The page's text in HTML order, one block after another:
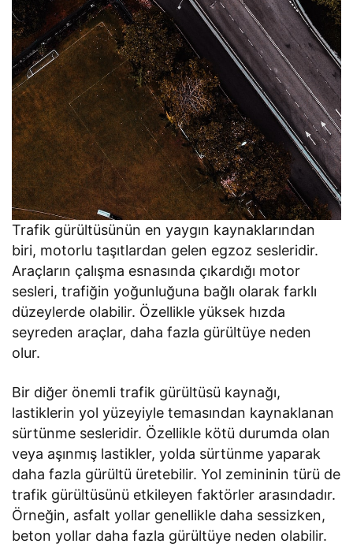
Trafik gürültüsünün en yaygın kaynaklarından
biri, motorlu taşıtlardan gelen egzoz sesleridir.
Araçların çalışma esnasında çıkardığı motor
sesleri, trafiğin yoğunluğuna bağlı olarak farklı
düzeylerde olabilir. Özellikle yüksek hızda
seyreden araçlar, daha fazla gürültüye neden
olur.
Bir diğer önemli trafik gürültüsü kaynağı,
lastiklerin yol yüzeyiyle temasından kaynaklanan
sürtünme sesleridir. Özellikle kötü durumda olan
veya aşınmış lastikler, yolda sürtünme yaparak
daha fazla gürültü üretebilir. Yol zemininin türü de
trafik gürültüsünü etkileyen faktörler arasındadır.
Örneğin, asfalt yollar genellikle daha sessizken,
beton yollar daha fazla gürültüye neden olabilir.